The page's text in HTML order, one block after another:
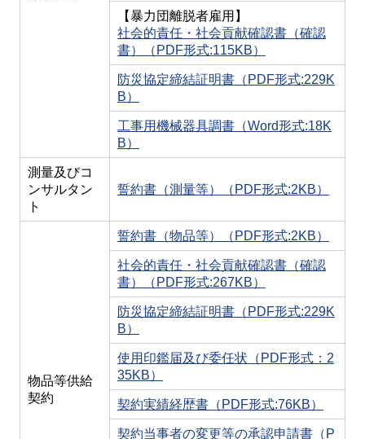
【暴力団離脱者雇用】
社会的責任・社会貢献確認書（確認
書）（PDF形式:115KB）
防災協定締結証明書（PDF形式:229K
B）
工事用機械器具調書（Word形式:18K
B）
測量及びコ
ンサルタン
ト
誓約書（測量等）（PDF形式:2KB）
物品等供給
契約
誓約書（物品等）（PDF形式:2KB）
社会的責任・社会貢献確認書（確認
書）（PDF形式:267KB）
防災協定締結証明書（PDF形式:229K
B）
使用印鑑届及び委任状（PDF形式：2
35KB）
契約実績経歴書（PDF形式:76KB）
契約当事者の変更等の承認申請書（P